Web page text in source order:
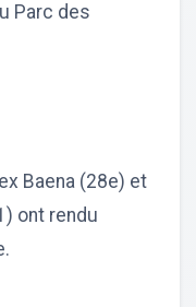
Parc des
Baena (28e) et
ont rendu